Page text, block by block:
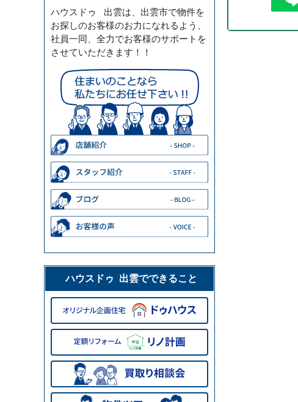
ハウスドゥ 出雲は、出雲市で物件を
お探しのお客様のお力になれるよう、
社員一同、全力でお客様のサポートを
させていただきます！！
ハウスドゥ 出雲でできること